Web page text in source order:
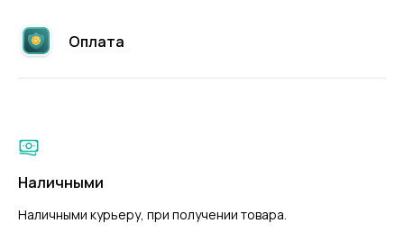
Оплата
Наличными
Наличными курьеру, при получении товара.